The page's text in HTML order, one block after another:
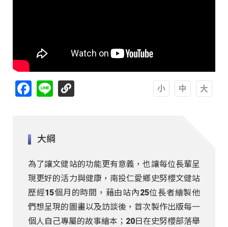
Facebook
Line
大綱
為了讓文健站的功能更有意義，也讓每位長輩呈
現更好的活力與健康，南投仁愛鄉史努櫻文健站
歷經15個月的時間，藉由站內25位長者繪製他
們想呈現的圖畫以及訪談後，首次製作出版每一
個人自己專屬的故事繪本；20日在史努櫻部落舉